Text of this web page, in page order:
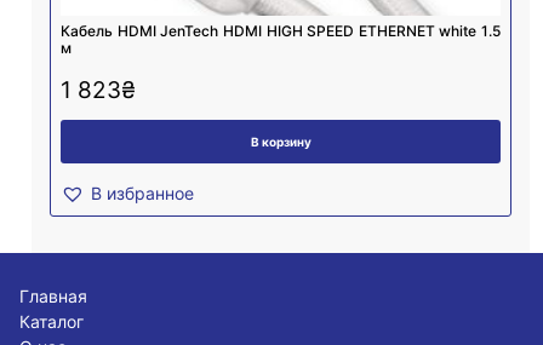
Кабель HDMI JenTech HDMI HIGH SPEED ETHERNET white 1.5
м
1 823₴
В корзину
В избранное
Главная
Каталог